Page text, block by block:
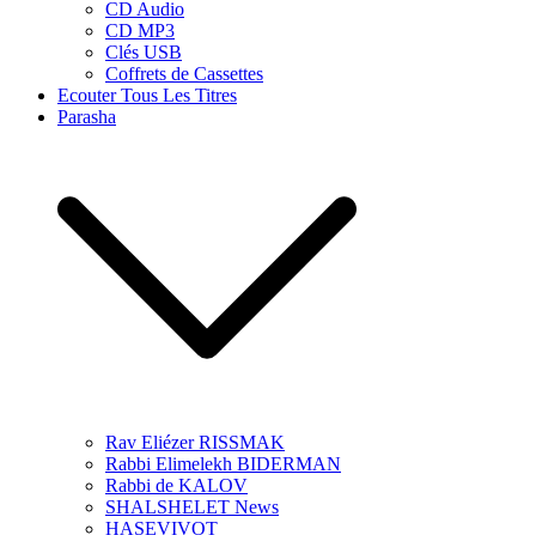
CD Audio
CD MP3
Clés USB
Coffrets de Cassettes
Ecouter Tous Les Titres
Parasha
Rav Eliézer RISSMAK
Rabbi Elimelekh BIDERMAN
Rabbi de KALOV
SHALSHELET News
HASEVIVOT